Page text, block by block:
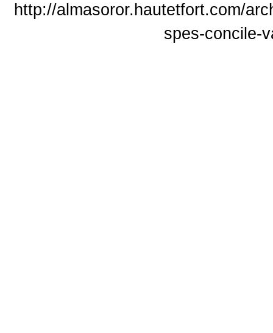
http://almasoror.hautetfort.com/
spes-concile-